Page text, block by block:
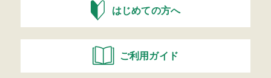
はじめての方へ
ご利用ガイド